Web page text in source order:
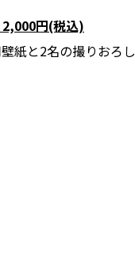
円(税込)
紙と2名の撮りおろし